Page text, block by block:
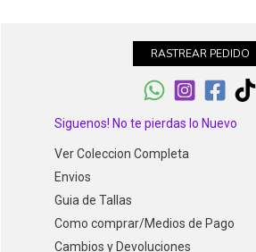
RASTREAR PEDIDO
Siguenos! No te pierdas lo Nuevo
Ver Coleccion Completa
Envios
Guia de Tallas
Como comprar/Medios de Pago
Cambios y Devoluciones